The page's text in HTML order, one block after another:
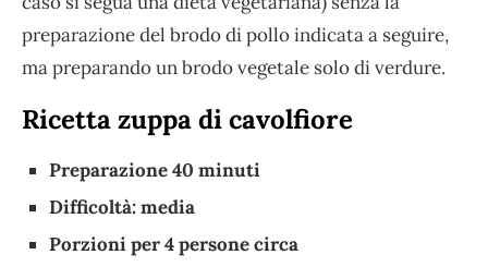
preparazione del brodo di pollo indicata a seguire,
ma preparando un brodo vegetale solo di verdure.
Ricetta zuppa di cavolfiore
Preparazione 40 minuti
Difficoltà: media
Porzioni per 4 persone circa